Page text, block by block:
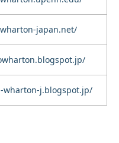
japan.net/
wharton-j.blogspot.jp/